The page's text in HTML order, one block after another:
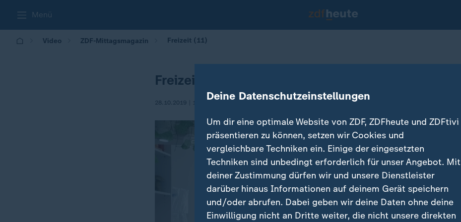
Menü
Video ZDF-Mittagsmagazin Freizeit (11)
Freizeit (11)
28.10.2019 | 13:00 Deine Datenschutzeinstellungen
Um dir eine optimale Website von ZDF, ZDFheute und ZDFtivi
präsentieren zu können, setzen wir Cookies und
vergleichbare Techniken ein. Einige der eingesetzten
Techniken sind unbedingt erforderlich für unser Angebot. Mit
deiner Zustimmung dürfen wir und unsere Dienstleister
darüber hinaus Informationen auf deinem Gerät speichern
und/oder abrufen. Dabei geben wir deine Daten ohne deine
Einwilligung nicht an Dritte weiter, die nicht unsere direkten